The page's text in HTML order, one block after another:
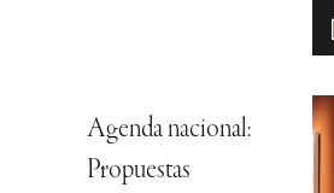
Agenda nacional:
Propuestas